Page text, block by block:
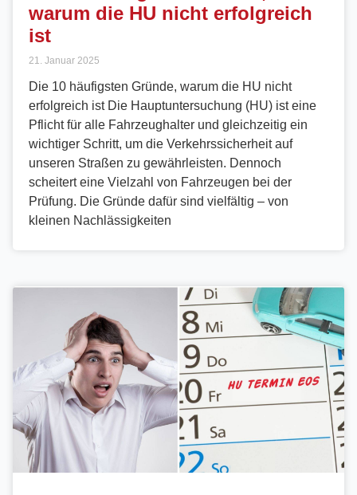
warum die HU nicht erfolgreich
ist
21. Januar 2025
Die 10 häufigsten Gründe, warum die HU nicht
erfolgreich ist Die Hauptuntersuchung (HU) ist eine
Pflicht für alle Fahrzeughalter und gleichzeitig ein
wichtiger Schritt, um die Verkehrssicherheit auf
unseren Straßen zu gewährleisten. Dennoch
scheitert eine Vielzahl von Fahrzeugen bei der
Prüfung. Die Gründe dafür sind vielfältig – von
kleinen Nachlässigkeiten